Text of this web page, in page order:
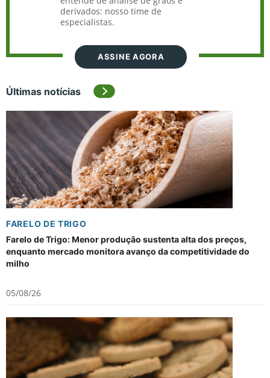
derivados: nosso time de
especialistas.
ASSINE AGORA
Últimas notícias
FARELO DE TRIGO
Farelo de Trigo: Menor produção sustenta alta dos preços,
enquanto mercado monitora avanço da competitividade do
milho
05/08/26